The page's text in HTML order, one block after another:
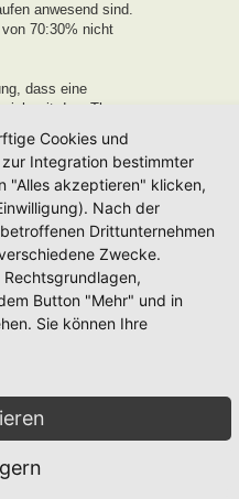
anwesend sind.
70:30% nicht
dass eine
mit dem Thema
an die verleihen wir
neu eingereichte
oder
den Weg zu einem
mag auch Gärten
diese werden wir
tragen kann, der
Das Drei Zonen
Cookies und
Integration bestimmter
"Alles akzeptieren" klicken,
Nach der
Drittunternehmen
Zwecke.
Button "Mehr" und in
Sie können Ihre